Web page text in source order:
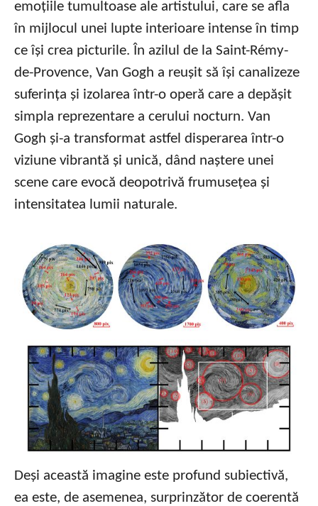
emoțiile tumultoase ale artistului, care se afla
în mijlocul unei lupte interioare intense în timp
ce își crea picturile. În azilul de la Saint-Rémy-
de-Provence, Van Gogh a reușit să își canalizeze
suferința și izolarea într-o operă care a depășit
simpla reprezentare a cerului nocturn. Van
Gogh și-a transformat astfel disperarea într-o
viziune vibrantă și unică, dând naștere unei
scene care evocă deopotrivă frumusețea și
intensitatea lumii naturale.
Deși această imagine este profund subiectivă,
ea este, de asemenea, surprinzător de coerentă